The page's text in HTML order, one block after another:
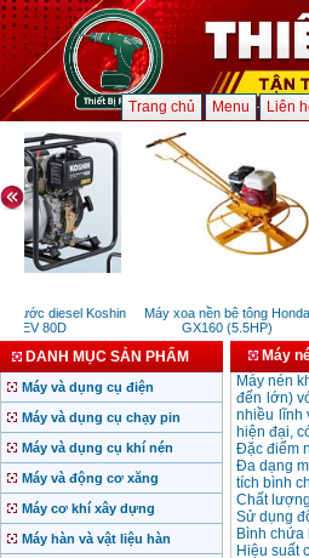
Trang chủ Menu Liên
nước diesel Koshin
SEV 80D
Máy xoa nền bê tông Honda
GX160 (5.5HP)
DANH MỤC SẢN PHẨM
Máy và dụng cụ điện
Máy và dụng cụ chạy pin
Máy và dụng cụ khí nén
Máy và động cơ xăng
Máy cơ khí xây dựng
Máy hàn và vật liệu hàn
Máy
Máy nén
đến lớn)
nhiều lĩnh
hiện đại,
Đặc điểm
Đa dạng
tích bình
Chất
Sử dụng
Bình chứa
Hiệu suất